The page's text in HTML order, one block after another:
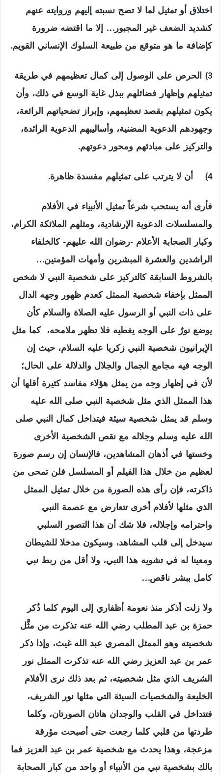
اختلاق أو تمثيل لما لا تصح نسبته إليهم وروايته عنهم
كشديد الضعف غير المجبور… إلا ما اقتضه ضرورة
كإضافة ما هو متوقع من طبيعة السلوك الإنساني القويم.
3) الحرص على الوصول إلى كمال تعظيمهم في طريقة
تمثيلهم وإظهار فضائلهم ببذل غاية الوسع في ذلك، وأن
يكون تمثيلهم بقصد تعظيمهم، وإبراز تضحياتهم الرائعة،
وجهودهم الدعوية المضنية، وأساليبهم الدعوية الرائدة،
والتركيز على مبادئهم ومحور دعوتهم.
4) أن لا يترتب على تمثيلهم مفسدة ظاهرة.
فأرى أنه يستحب شرعاً تمثيل الأنبياء في الأفلام
والمسلسلات الدعوية الإرشادية، ومثلهم الملائكة الكرام،
وكبار الصحابة الأعلام -رضوان الله عليهم- كالخلفاء
الراشدين والعشرة المبشرين وأمهات المؤمنين…
بالشروط السابقة كالتركيز على شخصية النبي لا شخص
الممثل بإخفاء شخصية الممثل كعدم ظهور وجهه الدال
على ذات النبي أو الرسول عليه الصلاة والسلام كأن
يوضع نورٌ على الوجه يغطيه فلا تظهر ملامحه، كما مثل
الإيرانيون شخصية النبي زكريا عليه السلام، حيث إن
الوجه فيه مجامع الجمال والجلال والدلالة على الحال؛
لأن في إظهار وجه من يمثل هؤلاء مفاسد كثيرة أقلها أن
هذا الممثل الذي مثل شخصية النبي صلى الله عليه
وسلم قد يمثل شخصية سيئة فيتداخل كمال النبي صلى
الله عليه وسلم وجلاله مع نقص الشخصية الأخرى
وخستها في أذهان المشاهدين، فالإنسان إن رسم صورة
لعظيم من خلال هذا الفيلم أو المسلسل فلن تمحى من
ذاكرته، فإن رأى هذه الصورة من خلال تمثيل الممثل
الذي مثلها لأفلام أخرى تتعارض مع عصمة النبي
واحترامه وإجلاله، فلا شك أن هذا التصور السلبي
سيدخل إلى قلب المشاهد، وسيكون مدخلا للشيطان
ومعينا له في تشويه هذا النبي، ولا أقل من ربط نبي
كامل ببشر ناقص…
ولا زلت أذكر منذ نعومة أظفاري إلى اليوم كلما ذُكر
حمزة بن عبد المطلب رضي الله عنه تذكرت من مثَّل
شخصيته وهو الممثل المصري عبد الله غيث، وإذا ذكر
عمر بن عبد العزيز رضي الله عنه تذكرت الممثل نور
الشريف الذي مثل شخصيته، ثم بعد ذلك نرى الأفلام
الخليعة والشخصيات السيئة التي مثلها نور الشريف،
فتتداخل في القلب والوجدان هاتان الصورتان، وكلما
طردتها من قلبي كلما رجعت حتى أصبحت مؤرقة
مزعجة، وهذا يحدث مع شخصية عمر بن عبد العزيز فما
بالك بشخصية نبي من الأنبياء أو واحد من كبار الصحابة